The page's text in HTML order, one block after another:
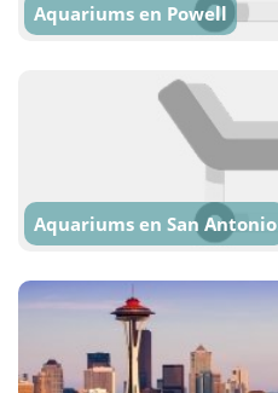
Aquariums en Powell
Aquariums en San Antonio